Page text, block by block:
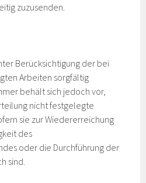
zuzusenden.
Berücksichtigung der bei
Arbeiten sorgfältig
behält sich jedoch vor,
nicht festgelegte
sie zur Wiedererreichung
des
oder die Durchführung der
sind.